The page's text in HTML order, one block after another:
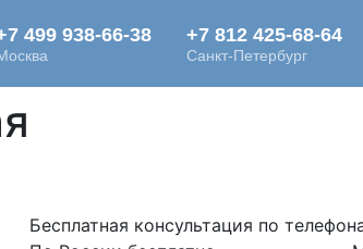
Бесплатная консультация по